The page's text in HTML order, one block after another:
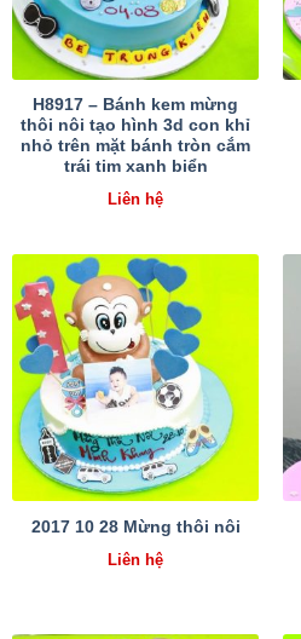
H8917 – Bánh kem mừng
thôi nôi tạo hình 3d con khỉ
nhỏ trên mặt bánh tròn cắm
trái tim xanh biển
Liên hệ
2017 10 28 Mừng thôi nôi
Liên hệ